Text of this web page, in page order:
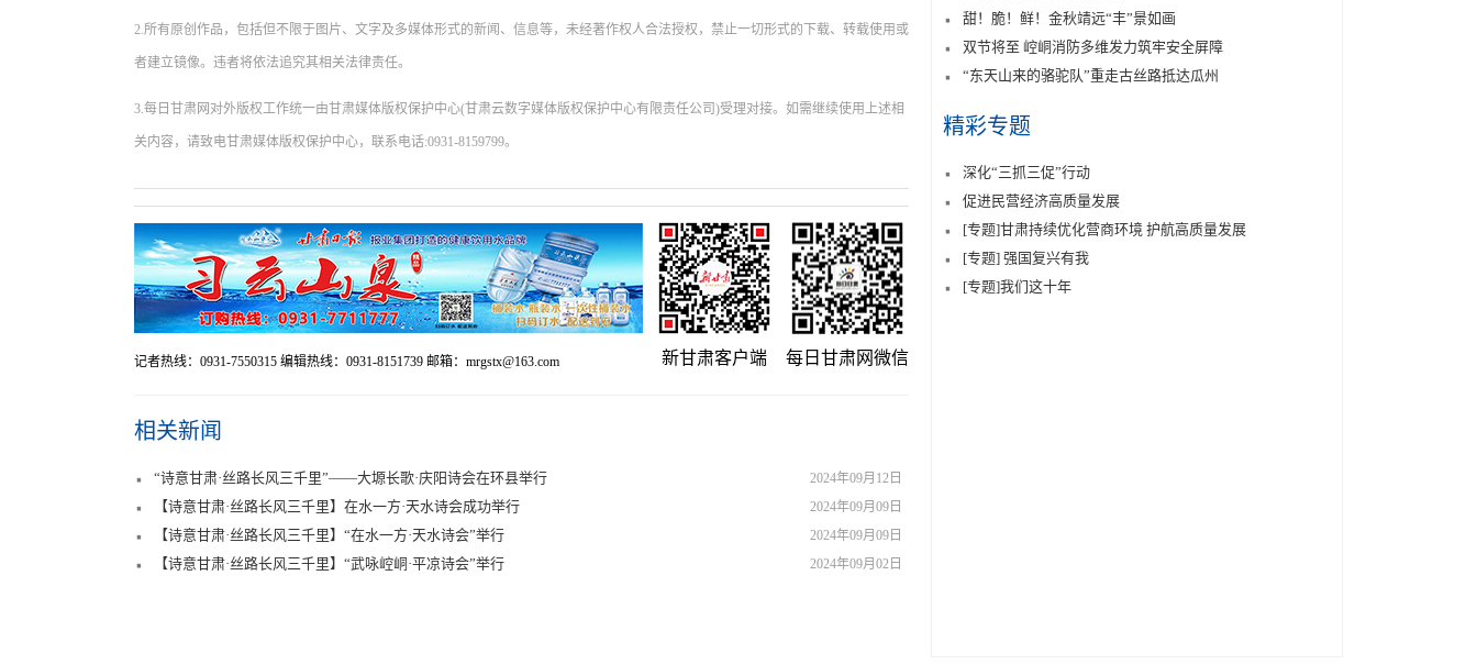
2.所有原创作品，包括但不限于图片、文字及多媒体形式的新闻、信息等，未经著作权人合法授权，禁止一切形式的下载、转载使用或
者建立镜像。违者将依法追究其相关法律责任。
3.每日甘肃网对外版权工作统一由甘肃媒体版权保护中心(甘肃云数字媒体版权保护中心有限责任公司)受理对接。如需继续使用上述相
关内容，请致电甘肃媒体版权保护中心，联系电话:0931-8159799。
记者热线：0931-7550315 编辑热线：0931-8151739 邮箱：mrgstx@163.com 新甘肃客户端 每日甘肃网微信
相关新闻
2024年09月12日
“诗意甘肃·丝路长风三千里”——大塬长歌·庆阳诗会在环县举行
2024年09月09日
【诗意甘肃·丝路长风三千里】在水一方·天水诗会成功举行
2024年09月09日
【诗意甘肃·丝路长风三千里】“在水一方·天水诗会”举行
2024年09月02日
【诗意甘肃·丝路长风三千里】“武咏崆峒·平凉诗会”举行
甜！脆！鲜！金秋靖远“丰”景如画
双节将至 崆峒消防多维发力筑牢安全屏障
“东天山来的骆驼队”重走古丝路抵达瓜州
精彩专题
深化“三抓三促”行动
促进民营经济高质量发展
[专题]甘肃持续优化营商环境 护航高质量发展
[专题] 强国复兴有我
[专题]我们这十年